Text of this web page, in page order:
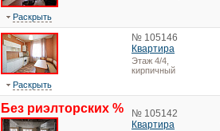
Раскрыть
№ 105146
Квартира
Этаж 4/4,
кирпичный
Раскрыть
Без риэлторских %
№ 105142
Квартира